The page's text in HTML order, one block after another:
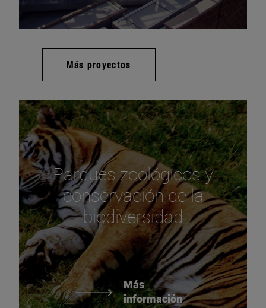
Más proyectos
Parques zoológicos y
conservación de la
biodiversidad
Más
información